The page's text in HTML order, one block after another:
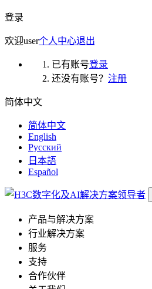
登录
欢迎user个人中心退出
已有账号登录
还没有账号？ 注册
简体中文
简体中文
English
Русский
日本語
Español
产品与解决方案
行业解决方案
服务
支持
合作伙伴